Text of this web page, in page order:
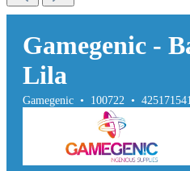
Gamegenic -
Lila
Gamegenic • 100722 •